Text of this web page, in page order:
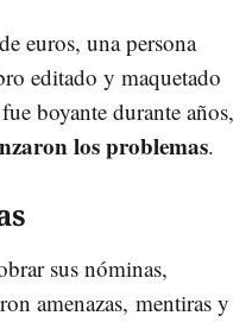
euros, una persona
editado y maquetado
boyante durante años,
los problemas.
sus nóminas,
amenazas, mentiras y